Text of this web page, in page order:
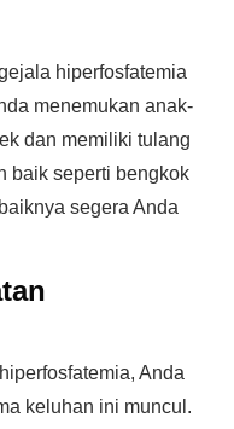
hiperfosfatemia
menemukan anak-
dan memiliki tulang
baik seperti bengkok
segera Anda
Anda
keluhan ini muncul.